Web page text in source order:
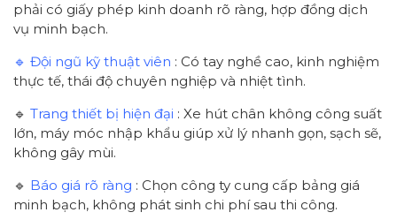
phải có giấy phép kinh doanh rõ ràng, hợp đồng dịch
vụ minh bạch.
🔹 Đội ngũ kỹ thuật viên : Có tay nghề cao, kinh nghiệm
thực tế, thái độ chuyên nghiệp và nhiệt tình.
🔹 Trang thiết bị hiện đại : Xe hút chân không công suất
lớn, máy móc nhập khẩu giúp xử lý nhanh gọn, sạch sẽ,
không gây mùi.
🔹 Báo giá rõ ràng : Chọn công ty cung cấp bảng giá
minh bạch, không phát sinh chi phí sau thi công.